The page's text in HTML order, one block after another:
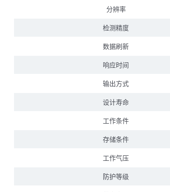
分辨率
检测精度
数据刷新
响应时间
输出方式
设计寿命
工作条件
存储条件
工作气压
防护等级